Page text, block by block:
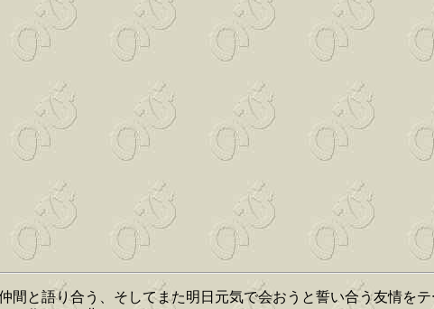
と語り合う、そしてまた明日元気で会おうと誓い合う友情をテ